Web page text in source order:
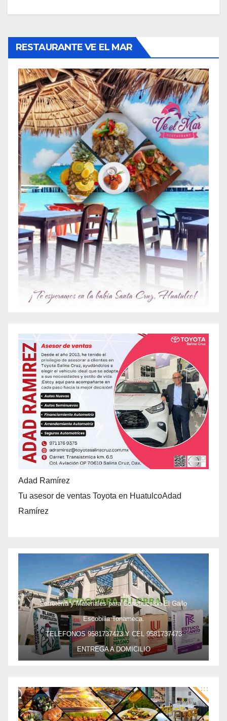
RESTAURANTE VE EL MAR
Adad Ramírez
Tu asesor de ventas Toyota en HuatulcoAdad
Ramírez
Ferretería y Materiales para Construcción El Gallo
Escobilla Tonameca.
TELEFONOS 9581737473 Y CEL 9581737473
ENTREGA A DOMICILIO